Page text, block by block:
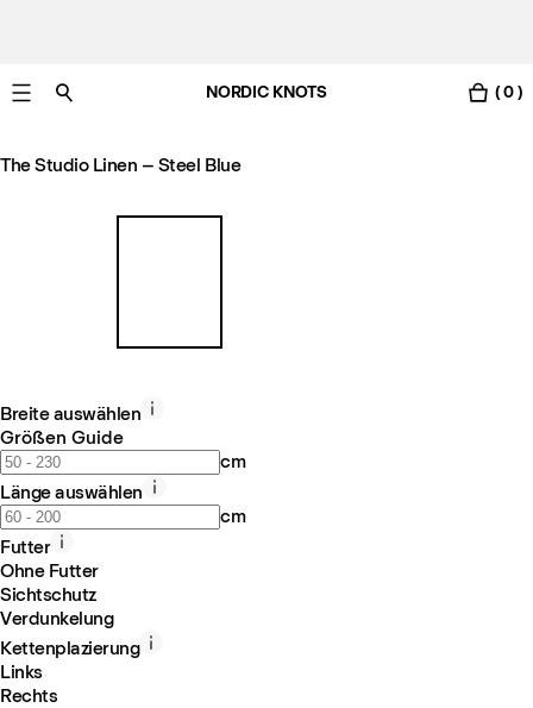
NORDIC KNOTS ( 0 )
The Studio Linen – Steel Blue
Breite auswählen
Größen Guide
cm
Länge auswählen
cm
Futter
Ohne Futter
Sichtschutz
Verdunkelung
Kettenplazierung
Links
Rechts